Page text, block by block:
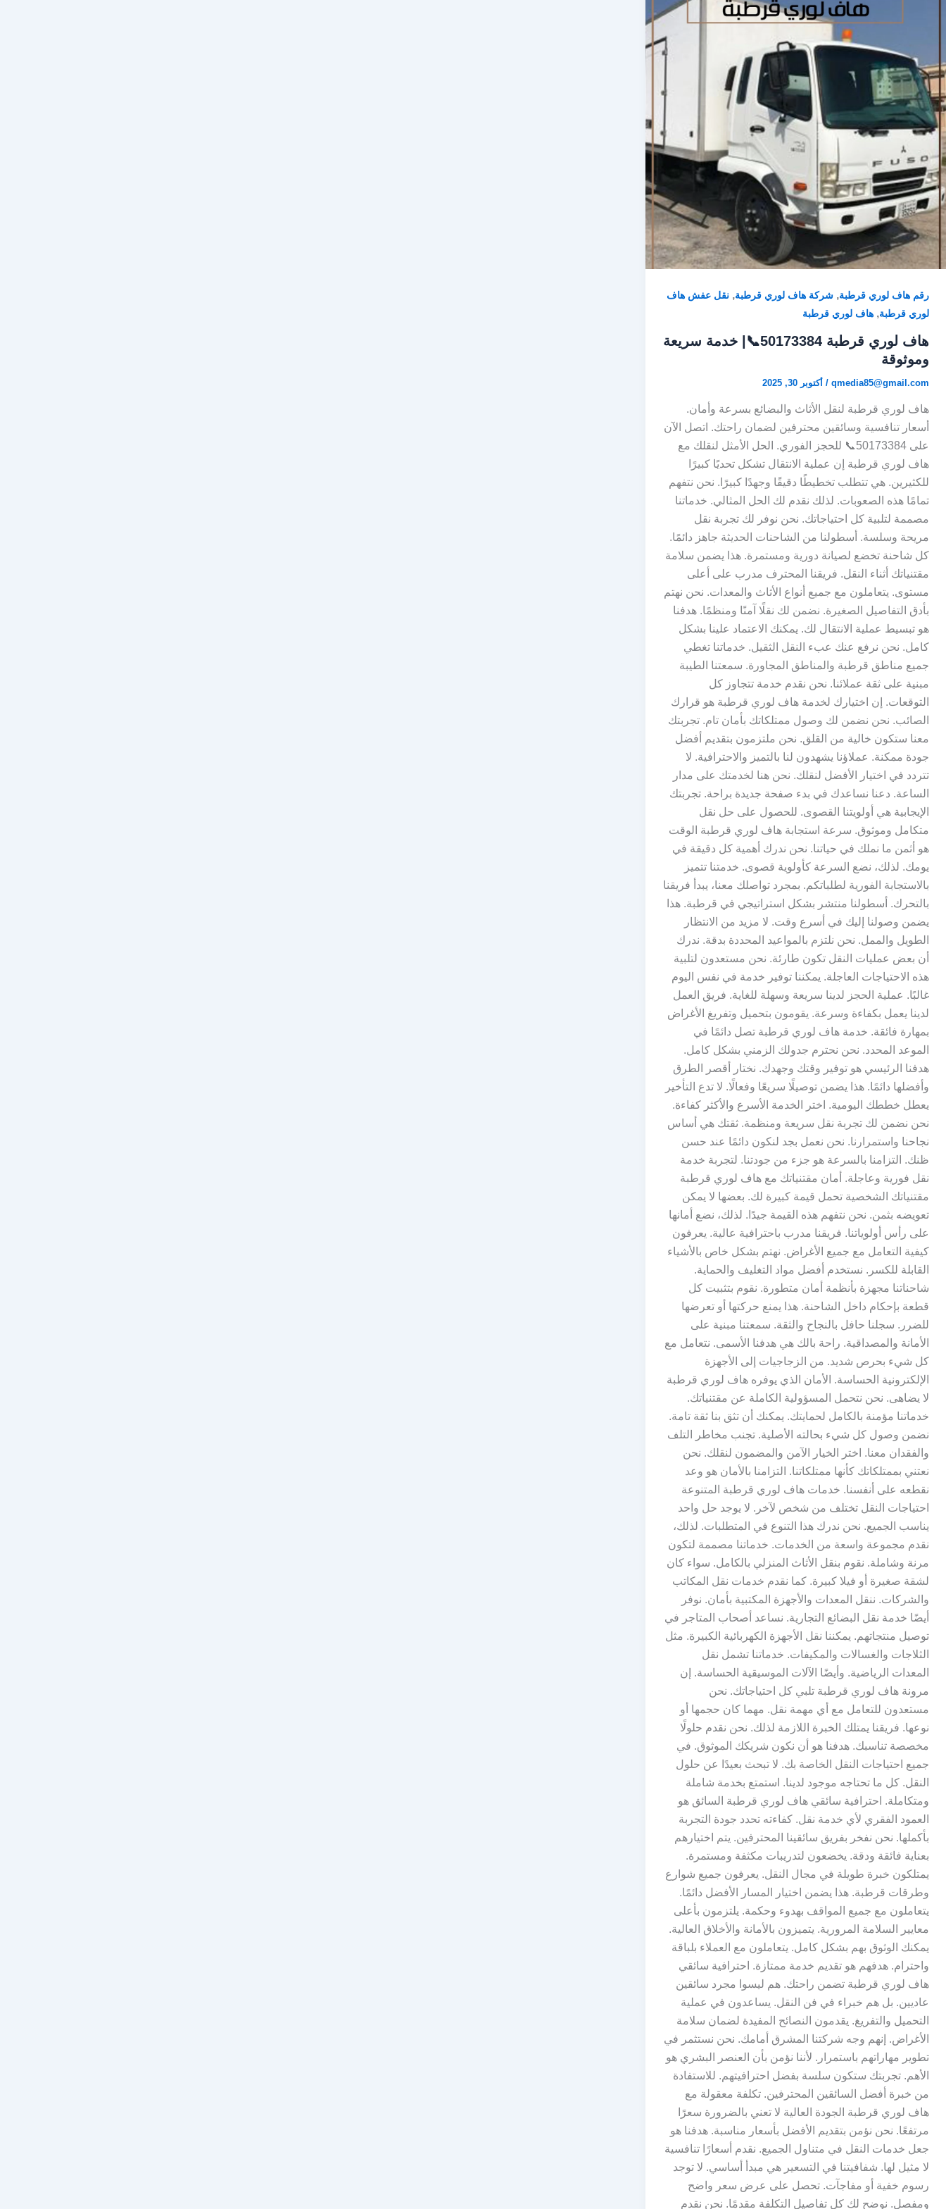
رقم هاف لوري قرطبة, شركة هاف لوري قرطبة, نقل عفش هاف
لوري قرطبة, هاف لوري قرطبة
هاف لوري قرطبة 50173384📞| خدمة سريعة
وموثوقة
qmedia85@gmail.com
/ أكتوبر 30, 2025
هاف لوري قرطبة لنقل الأثاث والبضائع بسرعة وأمان.
أسعار تنافسية وسائقين محترفين لضمان راحتك. اتصل الآن
على 50173384📞 للحجز الفوري. الحل الأمثل لنقلك مع
هاف لوري قرطبة إن عملية الانتقال تشكل تحديًا كبيرًا
للكثيرين. هي تتطلب تخطيطًا دقيقًا وجهدًا كبيرًا. نحن نتفهم
تمامًا هذه الصعوبات. لذلك نقدم لك الحل المثالي. خدماتنا
مصممة لتلبية كل احتياجاتك. نحن نوفر لك تجربة نقل
مريحة وسلسة. أسطولنا من الشاحنات الحديثة جاهز دائمًا.
كل شاحنة تخضع لصيانة دورية ومستمرة. هذا يضمن سلامة
مقتنياتك أثناء النقل. فريقنا المحترف مدرب على أعلى
مستوى. يتعاملون مع جميع أنواع الأثاث والمعدات. نحن نهتم
بأدق التفاصيل الصغيرة. نضمن لك نقلًا آمنًا ومنظمًا. هدفنا
هو تبسيط عملية الانتقال لك. يمكنك الاعتماد علينا بشكل
كامل. نحن نرفع عنك عبء النقل الثقيل. خدماتنا تغطي
جميع مناطق قرطبة والمناطق المجاورة. سمعتنا الطيبة
مبنية على ثقة عملائنا. نحن نقدم خدمة تتجاوز كل
التوقعات. إن اختيارك لخدمة هاف لوري قرطبة هو قرارك
الصائب. نحن نضمن لك وصول ممتلكاتك بأمان تام. تجربتك
معنا ستكون خالية من القلق. نحن ملتزمون بتقديم أفضل
جودة ممكنة. عملاؤنا يشهدون لنا بالتميز والاحترافية. لا
تتردد في اختيار الأفضل لنقلك. نحن هنا لخدمتك على مدار
الساعة. دعنا نساعدك في بدء صفحة جديدة براحة. تجربتك
الإيجابية هي أولويتنا القصوى. للحصول على حل نقل
متكامل وموثوق. سرعة استجابة هاف لوري قرطبة الوقت
هو أثمن ما نملك في حياتنا. نحن ندرك أهمية كل دقيقة في
يومك. لذلك، نضع السرعة كأولوية قصوى. خدمتنا تتميز
بالاستجابة الفورية لطلباتكم. بمجرد تواصلك معنا، يبدأ فريقنا
بالتحرك. أسطولنا منتشر بشكل استراتيجي في قرطبة. هذا
يضمن وصولنا إليك في أسرع وقت. لا مزيد من الانتظار
الطويل والممل. نحن نلتزم بالمواعيد المحددة بدقة. ندرك
أن بعض عمليات النقل تكون طارئة. نحن مستعدون لتلبية
هذه الاحتياجات العاجلة. يمكننا توفير خدمة في نفس اليوم
غالبًا. عملية الحجز لدينا سريعة وسهلة للغاية. فريق العمل
لدينا يعمل بكفاءة وسرعة. يقومون بتحميل وتفريغ الأغراض
بمهارة فائقة. خدمة هاف لوري قرطبة تصل دائمًا في
الموعد المحدد. نحن نحترم جدولك الزمني بشكل كامل.
هدفنا الرئيسي هو توفير وقتك وجهدك. نختار أقصر الطرق
وأفضلها دائمًا. هذا يضمن توصيلًا سريعًا وفعالًا. لا تدع التأخير
يعطل خططك اليومية. اختر الخدمة الأسرع والأكثر كفاءة.
نحن نضمن لك تجربة نقل سريعة ومنظمة. ثقتك هي أساس
نجاحنا واستمرارنا. نحن نعمل بجد لنكون دائمًا عند حسن
ظنك. التزامنا بالسرعة هو جزء من جودتنا. لتجربة خدمة
نقل فورية وعاجلة. أمان مقتنياتك مع هاف لوري قرطبة
مقتنياتك الشخصية تحمل قيمة كبيرة لك. بعضها لا يمكن
تعويضه بثمن. نحن نتفهم هذه القيمة جيدًا. لذلك، نضع أمانها
على رأس أولوياتنا. فريقنا مدرب باحترافية عالية. يعرفون
كيفية التعامل مع جميع الأغراض. نهتم بشكل خاص بالأشياء
القابلة للكسر. نستخدم أفضل مواد التغليف والحماية.
شاحناتنا مجهزة بأنظمة أمان متطورة. نقوم بتثبيت كل
قطعة بإحكام داخل الشاحنة. هذا يمنع حركتها أو تعرضها
للضرر. سجلنا حافل بالنجاح والثقة. سمعتنا مبنية على
الأمانة والمصداقية. راحة بالك هي هدفنا الأسمى. نتعامل مع
كل شيء بحرص شديد. من الزجاجيات إلى الأجهزة
الإلكترونية الحساسة. الأمان الذي يوفره هاف لوري قرطبة
لا يضاهى. نحن نتحمل المسؤولية الكاملة عن مقتنياتك.
خدماتنا مؤمنة بالكامل لحمايتك. يمكنك أن تثق بنا ثقة تامة.
نضمن وصول كل شيء بحالته الأصلية. تجنب مخاطر التلف
والفقدان معنا. اختر الخيار الآمن والمضمون لنقلك. نحن
نعتني بممتلكاتك كأنها ممتلكاتنا. التزامنا بالأمان هو وعد
نقطعه على أنفسنا. خدمات هاف لوري قرطبة المتنوعة
احتياجات النقل تختلف من شخص لآخر. لا يوجد حل واحد
يناسب الجميع. نحن ندرك هذا التنوع في المتطلبات. لذلك،
نقدم مجموعة واسعة من الخدمات. خدماتنا مصممة لتكون
مرنة وشاملة. نقوم بنقل الأثاث المنزلي بالكامل. سواء كان
لشقة صغيرة أو فيلا كبيرة. كما نقدم خدمات نقل المكاتب
والشركات. ننقل المعدات والأجهزة المكتبية بأمان. نوفر
أيضًا خدمة نقل البضائع التجارية. نساعد أصحاب المتاجر في
توصيل منتجاتهم. يمكننا نقل الأجهزة الكهربائية الكبيرة. مثل
الثلاجات والغسالات والمكيفات. خدماتنا تشمل نقل
المعدات الرياضية. وأيضًا الآلات الموسيقية الحساسة. إن
مرونة هاف لوري قرطبة تلبي كل احتياجاتك. نحن
مستعدون للتعامل مع أي مهمة نقل. مهما كان حجمها أو
نوعها. فريقنا يمتلك الخبرة اللازمة لذلك. نحن نقدم حلولًا
مخصصة تناسبك. هدفنا هو أن نكون شريكك الموثوق. في
جميع احتياجات النقل الخاصة بك. لا تبحث بعيدًا عن حلول
النقل. كل ما تحتاجه موجود لدينا. استمتع بخدمة شاملة
ومتكاملة. احترافية سائقي هاف لوري قرطبة السائق هو
العمود الفقري لأي خدمة نقل. كفاءته تحدد جودة التجربة
بأكملها. نحن نفخر بفريق سائقينا المحترفين. يتم اختيارهم
بعناية فائقة ودقة. يخضعون لتدريبات مكثفة ومستمرة.
يمتلكون خبرة طويلة في مجال النقل. يعرفون جميع شوارع
وطرقات قرطبة. هذا يضمن اختيار المسار الأفضل دائمًا.
يتعاملون مع جميع المواقف بهدوء وحكمة. يلتزمون بأعلى
معايير السلامة المرورية. يتميزون بالأمانة والأخلاق العالية.
يمكنك الوثوق بهم بشكل كامل. يتعاملون مع العملاء بلباقة
واحترام. هدفهم هو تقديم خدمة ممتازة. احترافية سائقي
هاف لوري قرطبة تضمن راحتك. هم ليسوا مجرد سائقين
عاديين. بل هم خبراء في فن النقل. يساعدون في عملية
التحميل والتفريغ. يقدمون النصائح المفيدة لضمان سلامة
الأغراض. إنهم وجه شركتنا المشرق أمامك. نحن نستثمر في
تطوير مهاراتهم باستمرار. لأننا نؤمن بأن العنصر البشري هو
الأهم. تجربتك ستكون سلسة بفضل احترافيتهم. للاستفادة
من خبرة أفضل السائقين المحترفين. تكلفة معقولة مع
هاف لوري قرطبة الجودة العالية لا تعني بالضرورة سعرًا
مرتفعًا. نحن نؤمن بتقديم الأفضل بأسعار مناسبة. هدفنا هو
جعل خدمات النقل في متناول الجميع. نقدم أسعارًا تنافسية
لا مثيل لها. شفافيتنا في التسعير هي مبدأ أساسي. لا توجد
رسوم خفية أو مفاجآت. تحصل على عرض سعر واضح
ومفصل. نوضح لك كل تفاصيل التكلفة مقدمًا. نحن نقدم